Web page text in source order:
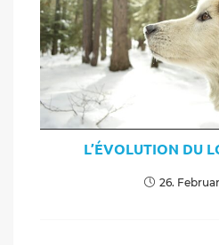
L’ÉVOLUTION DU
26.